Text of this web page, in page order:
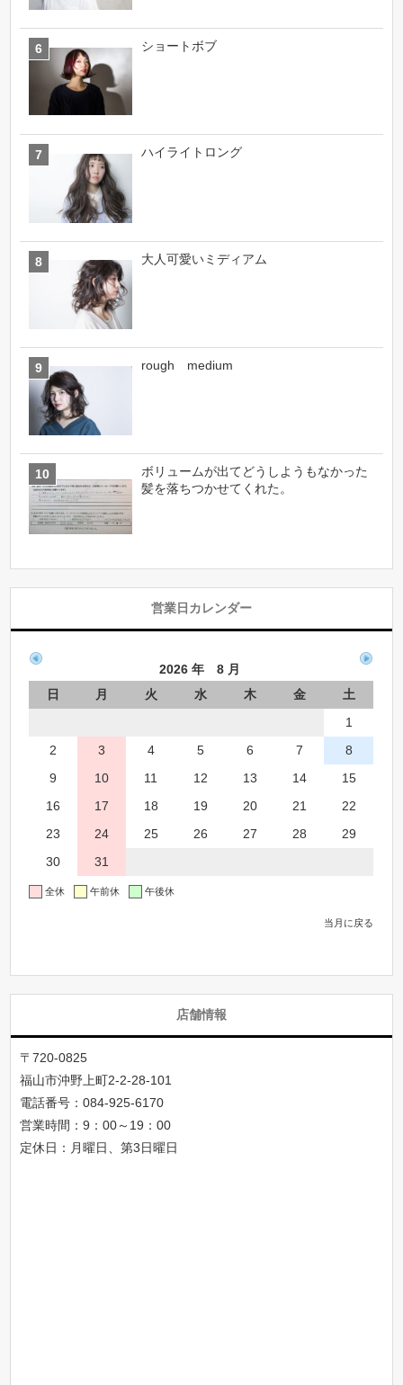
ショートボブ
ハイライトロング
大人可愛いミディアム
rough medium
ボリュームが出てどうしようもなかった
髪を落ちつかせてくれた。
営業日カレンダー
2026 年 8 月
日
月 火 水 木 金
土
1
2
3 4 5 6 7
8
9
10 11 12 13 14
15
16
17 18 19 20 21
22
23
24 25 26 27 28
29
30
31
全休 午前休 午後休
当月に戻る
店舗情報
〒720-0825
福山市沖野上町2-2-28-101
電話番号：084-925-6170
営業時間：9：00～19：00
定休日：月曜日、第3日曜日